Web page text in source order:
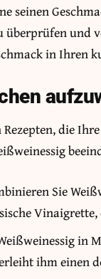
seinen
und
in Ihren
die
Sie
in
ihm einen